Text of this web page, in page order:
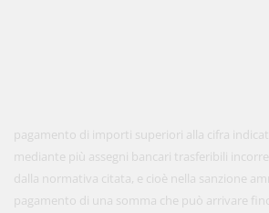
pagamento di importi superiori alla cifra
mediante più assegni bancari trasferibili
dalla normativa citata, e cioè nella sanzione
pagamento di una somma che può arrivare